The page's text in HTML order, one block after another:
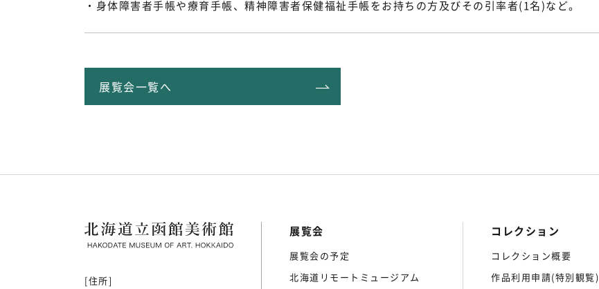
・身体障害者手帳や療育手帳、精神障害者保健福祉手帳をお持ちの方及びその引率者(1名)など。
展覧会一覧へ
[住所]
展覧会
展覧会の予定
北海道リモートミュージアム
コレクション
コレクション概要
作品利用申請(特別観覧)